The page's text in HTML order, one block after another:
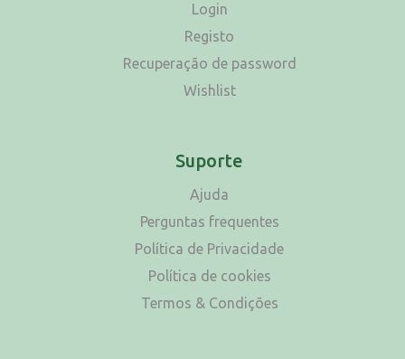
Login
Registo
Recuperação de password
Wishlist
Suporte
Ajuda
Perguntas frequentes
Política de Privacidade
Política de cookies
Termos & Condições